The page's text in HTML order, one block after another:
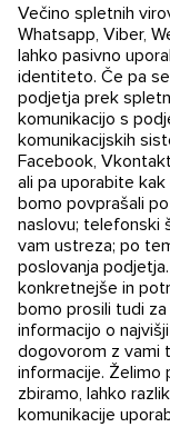
Večino spletnih
Whatsapp, Viber,
lahko pasivno
identiteto. Če pa
podjetja prek
komunikacijo s
komunikacijskih
Facebook,
ali pa uporabite
bomo povprašali
naslovu; telefonski
vam ustreza; po
poslovanja
konkretnejše in
bomo prosili tudi
informacijo o
dogovorom z vami
informacije. Želimo
zbiramo, lahko
komunikacije